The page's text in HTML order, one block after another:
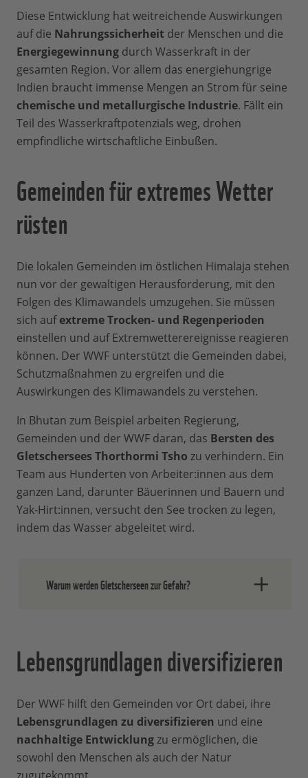
Diese Entwicklung hat weitreichende Auswirkungen
auf die Nahrungssicherheit der Menschen und die
Energiegewinnung durch Wasserkraft in der
gesamten Region. Vor allem das energiehungrige
Indien braucht immense Mengen an Strom für seine
chemische und metallurgische Industrie. Fällt ein
Teil des Wasserkraftpotenzials weg, drohen
empfindliche wirtschaftliche Einbußen.
Gemeinden für extremes Wetter
rüsten
Die lokalen Gemeinden im östlichen Himalaja stehen
nun vor der gewaltigen Herausforderung, mit den
Folgen des Klimawandels umzugehen. Sie müssen
sich aufextreme Trocken- und Regenperioden
einstellen und auf Extremwetterereignisse reagieren
können. Der WWF unterstützt die Gemeinden dabei,
Schutzmaßnahmen zu ergreifen und die
Auswirkungen des Klimawandels zu verstehen.
In Bhutan zum Beispiel arbeiten Regierung,
Gemeinden und der WWF daran, das Bersten des
Gletschersees Thorthormi Tsho zu verhindern. Ein
Team aus Hunderten von Arbeiter:innen aus dem
ganzen Land, darunter Bäuerinnen und Bauern und
Yak-Hirt:innen, versucht den See trocken zu legen,
indem das Wasser abgeleitet wird.
Warum werden Gletscherseen zur Gefahr?
bilden sich im Himalaja Gletscherseen in
großer Zahl.Natürliche Barrieren aus
Schmelzwasser an Ort und Stelle. Doch
durch die immer stärker werdende
Schnee- und Eisschmelze füllen sich die
Seen rapide und die natürlichen Dämme
drohen zu bersten
Lebensgrundlagen diversifizieren
Der WWF hilft den Gemeinden vor Ort dabei, ihre
Lebensgrundlagen zu diversifizieren und eine
nachhaltige Entwicklungzu ermöglichen, die
sowohl den Menschen als auch der Natur